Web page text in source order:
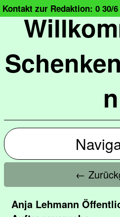
n
Kontakt zur Redaktion: 0 30/6
←
Anja Lehmann